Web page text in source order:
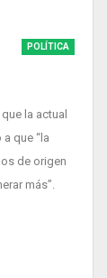
POLÍTICA
la actual
que “la
de origen
más”.